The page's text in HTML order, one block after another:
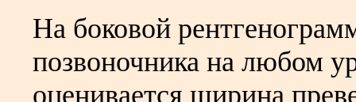
На боковой
позвоночника на любом
оценивается ширина